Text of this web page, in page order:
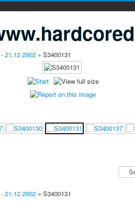
21.12.2002 » S3400131
21.12.2002 » S3400131